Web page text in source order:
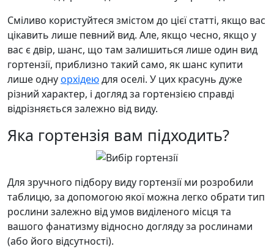
Сміливо користуйтеся змістом до цієї статті, якщо вас
цікавить лише певний вид. Але, якщо чесно, якщо у
вас є двір, шанс, що там залишиться лише один вид
гортензії, приблизно такий само, як шанс купити
лише однуорхідеюдля оселі. У цих красунь дуже
різний характер, і догляд за гортензією справді
відрізняється залежно від виду.
Яка гортензія вам підходить?
Для зручного підбору виду гортензії ми розробили
таблицю, за допомогою якої можна легко обрати тип
рослини залежно від умов виділеного місця та
вашого фанатизму відносно догляду за рослинами
(або його відсутності).